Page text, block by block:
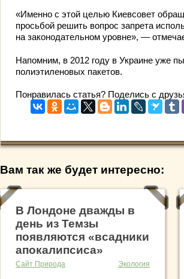
«Именно с этой целью Киевсовет
просьбой решить вопрос запрета
на законодательном уровне», —
Напомним, в 2012 году в Украине уже
полиэтиленовых пакетов.
Понравилась статья? Поделись с
Вам так же будет интересно:
В Лондоне дважды в
день из Темзы
появляются «всадники
апокалипсиса»
Сайт Природа Экология